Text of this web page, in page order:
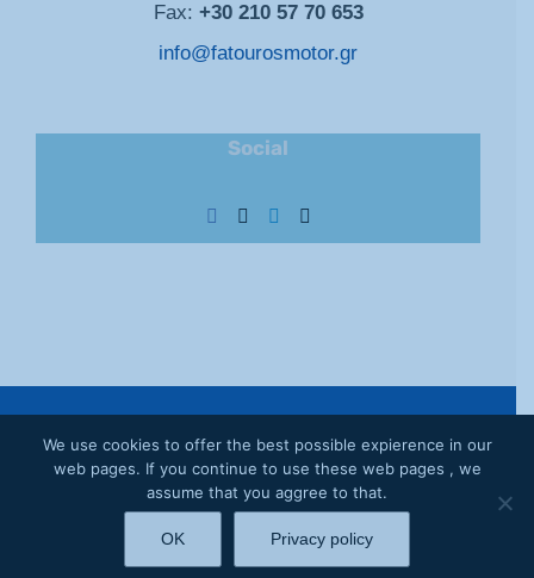
Fax: +30 210 57 70 653
info@fatourosmotor.gr
Social
Policy
Facebook
We use cookies to offer the best possible expierence in our
web pages. If you continue to use these web pages , we
assume that you aggree to that.
OK Privacy policy